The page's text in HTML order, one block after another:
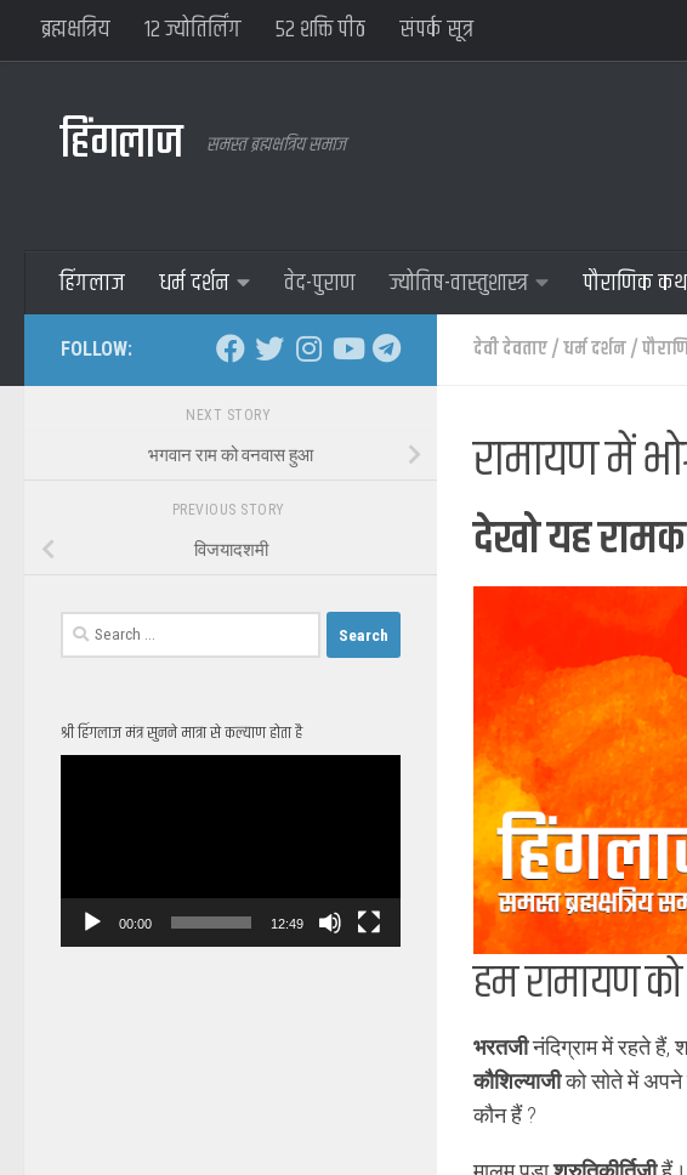
ब्रह्मक्षत्रिय १२ ज्योतिर्लिंग ५२ शक्ति पीठ संपर्क सूत्र
हिंगलाज समस्त ब्रह्मक्षत्रिय समाज
हिंगलाज धर्म दर्शन वेद-पुराण ज्योतिष-वास्तुशास्त्र पौराणिक
देवी देवताए/धर्म दर्शन/
रामायण में
देखो यह
हम रामायण
भरतजीनंदिग्राम में रहते हैं,
कौशिल्याजीको सोते में अपने
कौन हैं ?
FOLLOW:
NEXT STORY
भगवान राम को वनवास हुआ
PREVIOUS STORY
विजयादशमी
Search
for:
श्री हिंगलाज मंत्र सुनने मात्रा से कल्याण होता है
00:00 12:49